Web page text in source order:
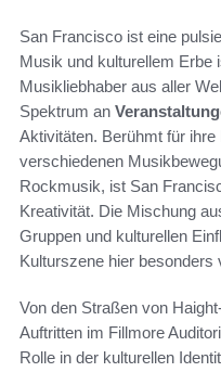
San Francisco ist eine
Musik und kulturellem Erbe
Musikliebhaber aus aller
Spektrum an
Aktivitäten. Berühmt für
verschiedenen
Rockmusik, ist San
Kreativität. Die Mischung
Gruppen und kulturellen
Kulturszene hier besonders
Von den Straßen von
Auftritten im Fillmore
Rolle in der kulturellen